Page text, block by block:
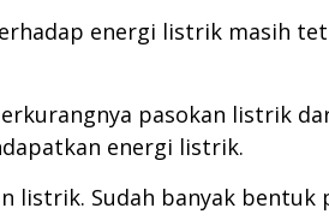
energi listrik masih
pasokan listrik
energi listrik.
listrik. Sudah banyak bentuk